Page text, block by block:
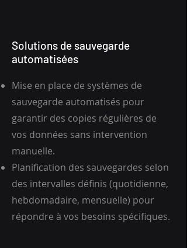
Solutions de sauvegarde
automatisées
Mise en place de systèmes de
sauvegarde automatisés pour
garantir des copies régulières de
vos données sans intervention
manuelle.
Planification des sauvegardes selon
des intervalles définis (quotidienne,
hebdomadaire, mensuelle) pour
répondre à vos besoins spécifiques.